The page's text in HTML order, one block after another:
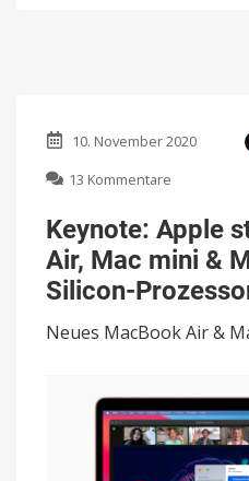
10. November 2020
13 Kommentare
Apple
stellt
MacBook
Air,
Mac
mini
&
mit
Silicon-
Prozessor
vor
Keynote: Apple
Air, Mac mini &
Silicon-
Neues MacBook Air &